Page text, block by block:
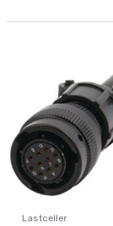
Lastceller